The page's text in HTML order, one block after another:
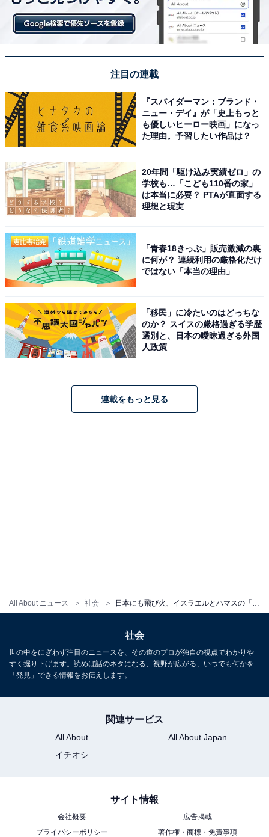
All About ニュース 社会 日本にも飛び火、イスラエルとハマスの「サイバー攻撃合戦」で何が起きているのか
注目の連載
『スパイダーマン：ブランド・
ニュー・デイ』が「史上もっと
も優しいヒーロー映画」になっ
た理由。予習したい作品は？
20年間「駆け込み実績ゼロ」の
学校も…「こども110番の家」
は本当に必要？ PTAが直面する
理想と現実
「青春18きっぷ」販売激減の裏
に何が？ 連続利用の厳格化だけ
ではない「本当の理由」
「移民」に冷たいのはどっちな
のか？ スイスの厳格過ぎる学歴
選別と、日本の曖昧過ぎる外国
人政策
連載をもっと見る
社会
世の中をにぎわず注目のニュースを、その道のプロが独自の視点でわかりや
すく掘り下げます。読めば話のネタになる、視野が広がる、いつでも何かを
「発見」できる情報をお伝えします。
関連サービス
All About
All About Japan
イチオシ
サイト情報
会社概要
広告掲載
プライバシーポリシー
著作権・商標・免責事項